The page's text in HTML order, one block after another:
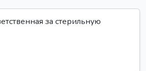
за стерильную